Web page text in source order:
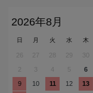
2026年8月
日 月 火 水 木
30
3 4 5 6
9
10 11 12 13